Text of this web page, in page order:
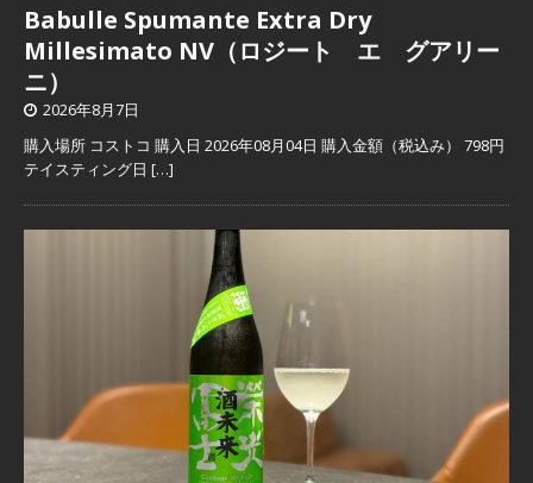
Babulle Spumante Extra Dry
Millesimato NV（ロジート エ グアリー
ニ）
2026年8月7日
購入場所 コストコ 購入日 2026年08月04日 購入金額（税込み） 798円
テイスティング日 […]